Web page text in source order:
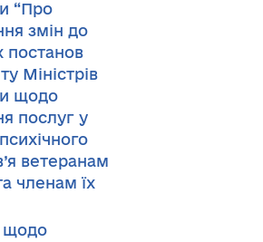
“Про
змін до
постанов
Міністрів
щодо
послуг у
ветеранам
членам їх
щодо